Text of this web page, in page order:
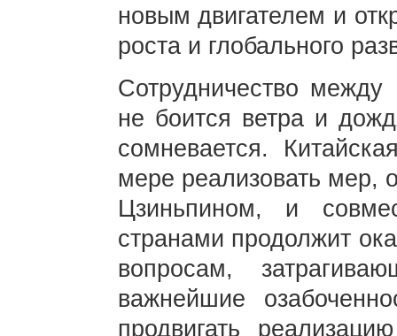
новым двигателем и
роста и глобального
Сотрудничество
не боится ветра и
сомневается.
мере реализовать мер,
Цзиньпином, и
странами продолжит
вопросам,
важнейшие
продвигать